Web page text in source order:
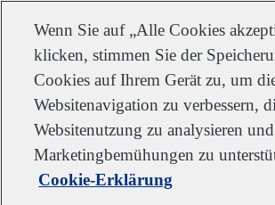
Go to home
Jump to navigation
Jump to content
Contact
Kundendienst Kontakt Newsletter KarriereLieferanten
Austria
Au
str
ali
a
Australia
Au
stri Brazil
Wenn Sie auf „Alle Cookies
klicken, stimmen Sie der
Cookies auf Ihrem Gerät zu, um
Websitenavigation zu verbessern,
Websitenutzung zu analysieren
Marketingbemühungen zu
Cookie-Erklärung